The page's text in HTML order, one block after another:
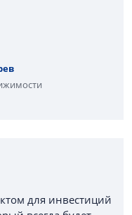
для инвестиций